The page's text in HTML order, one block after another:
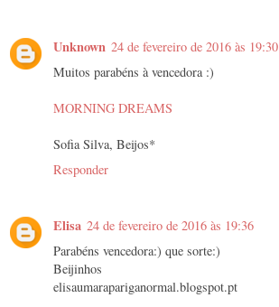
Unknown 24 de fevereiro de 2016 às 19:30
Muitos parabéns à vencedora :)
MORNING DREAMS
Sofia Silva, Beijos*
Responder
Elisa 24 de fevereiro de 2016 às 19:36
Parabéns vencedora:) que sorte:)
Beijinhos
elisaumarapariganormal.blogspot.pt